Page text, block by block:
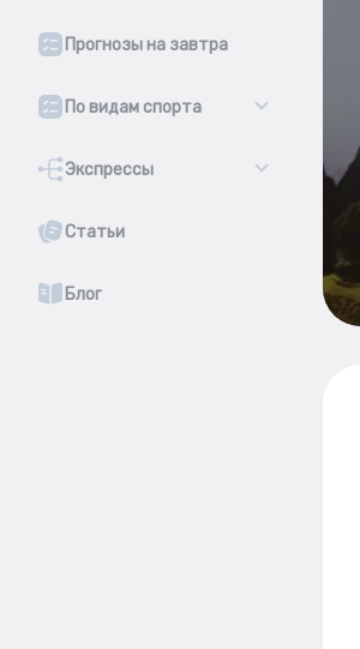
Прогнозы на завтра
По видам спорта
Экспрессы
Статьи
Блог